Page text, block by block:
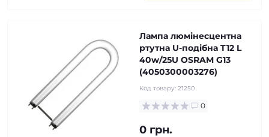
Лампа люмінесцентна
ртутна U-подібна T12 L
40w/25U OSRAM G13
(4050300003276)
Код товару: 21250
0
0 грн.